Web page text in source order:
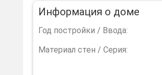
Информация о доме
Год постройки / Ввода:
Материал стен / Серия: